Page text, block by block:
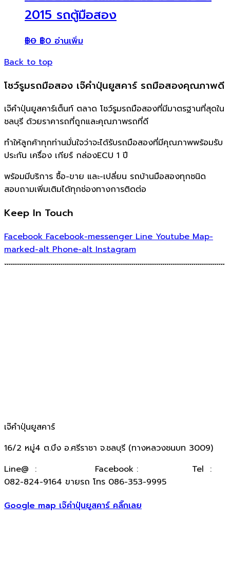
2015 รถตู้มือสอง
฿0 ฿0 อ่านเพิ่ม
Back to top
โชว์รูมรถมือสอง เจ๊คำปุ่นยูสคาร์ รถมือสองคุณภาพดี
เจ๊คำปุ่นยูสคาร์เต็นท์ ตลาด โชว์รูมรถมือสองที่มีมาตรฐานที่สุดใน
ชลบุรี ด้วยราคารถที่ถูกและคุณภาพรถที่ดี
ทำให้ลูกค้าทุกท่านมั่นใจว่าจะได้รับรถมือสองที่มีคุณภาพพร้อมรับ
ประกัน เครื่อง เกียร์ กล่องECU 1 ปี
พร้อมมีบริการ ซื้อ-ขาย และ-เปลี่ยน รถบ้านมือสองทุกชนิด
สอบถามเพิ่มเติมได้ทุกช่องทางการติดต่อ
Keep In Touch
Facebook Facebook-messenger Line Youtube Map-
marked-alt Phone-alt Instagram
เจ๊คำปุ่นยูสคาร์
16/2 หมู่4 ต.บึง อ.ศรีราชา จ.ชลบุรี (ทางหลวงชนบท 3009)
​Line@ :
Facebook :
Tel :
082-824-9164 ขายรถ โทร 086-353-9995
Google map เจ๊คำปุ่นยูสคาร์ คลิ๊กเลย